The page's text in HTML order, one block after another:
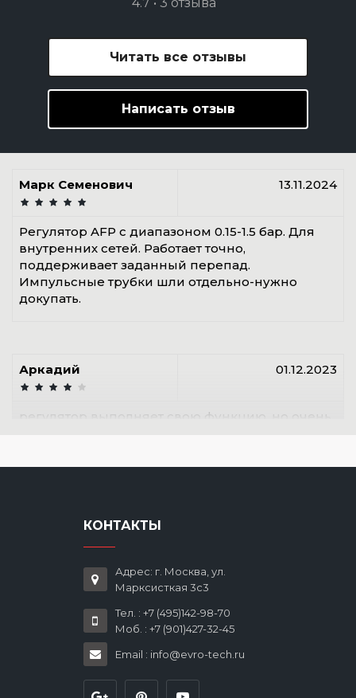
Читать все отзывы
Написать отзыв
Марк Семенович 13.11.2024
Регулятор AFP с диапазоном 0.15-1.5 бар. Для
внутренних сетей. Работает точно,
поддерживает заданный перепад.
Импульсные трубки шли отдельно-нужно
докупать.
Аркадий 01.12.2023
регулятор выполняет свою функцию, но очень
Качество изготовления на уровне. Диафрагма
надежная, подстройка плавная. Использую в
КОНТАКТЫ
Адрес: г. Москва, ул.
Марксисткая 3с3
Тел. : +7 (495)142-98-70
Моб. : +7 (901)427-32-45
Email : info@evro-tech.ru